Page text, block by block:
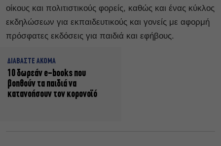
οίκους και πολιτιστικούς φορείς, καθώς και ένας κύκλος
εκδηλώσεων για εκπαιδευτικούς και γονείς με αφορμή
πρόσφατες εκδόσεις για παιδιά και εφήβους.
ΔΙΑΒΑΣΤΕ ΑΚΟΜΑ
10 δωρεάν e-books που
βοηθούν τα παιδιά να
κατανοήσουν τον κορονοϊό